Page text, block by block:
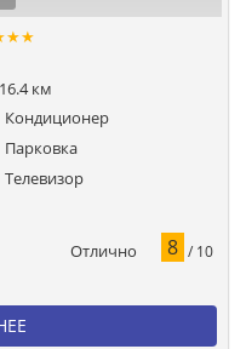
16.4 км
Кондиционер
Парковка
Телевизор
Отлично 8 / 10